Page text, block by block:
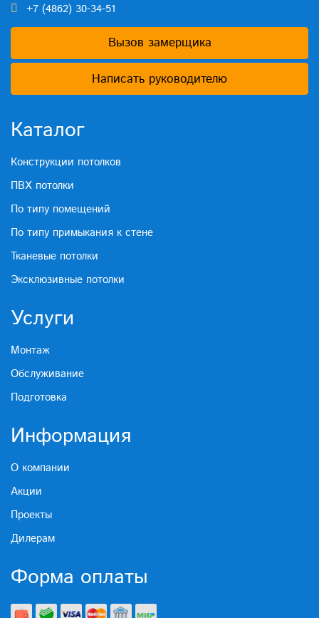
+7 (4862) 30-34-51
Вызов замерщика
Написать руководителю
Каталог
Конструкции потолков
ПВХ потолки
По типу помещений
По типу примыкания к стене
Тканевые потолки
Эксклюзивные потолки
Услуги
Монтаж
Обслуживание
Подготовка
Информация
О компании
Акции
Проекты
Дилерам
Форма оплаты